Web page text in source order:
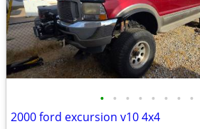
• • • • • • • •
2000 ford excursion v10 4x4